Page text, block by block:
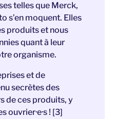
telles que Merck,
s’en moquent. Elles
produits et nous
quant à leur
organisme.
et de
secrètes des
de ces produits, y
ouvrier·e·s ! [3]